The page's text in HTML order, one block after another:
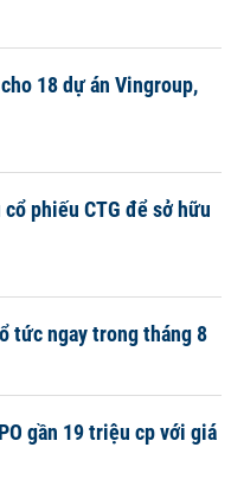
18 dự án Vingroup,
phiếu CTG để sở hữu
tức ngay trong tháng 8
gần 19 triệu cp với giá